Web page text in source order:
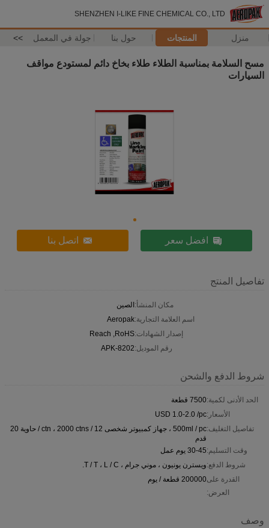
SHENZHEN I-LIKE FINE CHEMICAL CO., LTD
منزل المنتجات حول بنا جولة في المعمل >>
مسح السلامة بمناسبة الطلاء طلاء بخاخ دائم لمستودع مواقف
السيارات
افضل سعر اتصل بنا
تفاصيل المنتج
مكان المنشأ:الصين
اسم العلامة التجارية:Aeropak
إصدار الشهادات:Reach ,RoHS
رقم الموديل:APK-8202
شروط الدفع والشحن
الحد الأدنى لكمية:7500 قطعة
الأسعار:USD 1.0-2.0 /pc
تفاصيل التغليف:
500ml / pc ، جهاز كمبيوتر شخصى 12 / ctn ، 2000 ctns / حاوية 20
قدم
وقت التسليم:30-45 يوم عمل
شروط الدفع:ويسترن يونيون ، موني جرام ، T / T ، L / C.
القدرة على
العرض:
200000 قطعة / يوم
وصف